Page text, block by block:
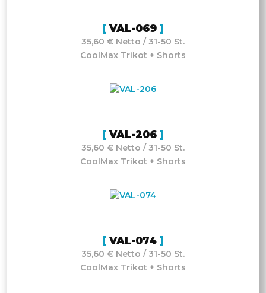
VAL-069
35,60 € Netto / 31-50 St.
CoolMax Trikot + Shorts
VAL-206
35,60 € Netto / 31-50 St.
CoolMax Trikot + Shorts
VAL-074
35,60 € Netto / 31-50 St.
CoolMax Trikot + Shorts